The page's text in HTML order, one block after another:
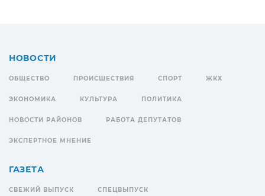
НОВОСТИ
ОБЩЕСТВО ПРОИСШЕСТВИЯ СПОРТ ЖКХ
ЭКОНОМИКА КУЛЬТУРА ПОЛИТИКА
НОВОСТИ РАЙОНОВ РАБОТА ДЕПУТАТОВ
ЭКСПЕРТНОЕ МНЕНИЕ
ГАЗЕТА
СВЕЖИЙ ВЫПУСК СПЕЦВЫПУСК